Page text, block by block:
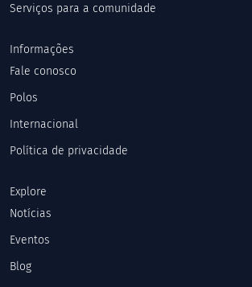
Serviços para a comunidade
Informações
Fale conosco
Polos
Internacional
Política de privacidade
Explore
Notícias
Eventos
Blog